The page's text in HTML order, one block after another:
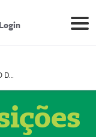
Login
Prestador CENTRO DE ONCOLOGIA